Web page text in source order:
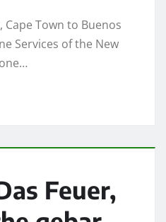
Town to Buenos
Services of the New
Feuer,